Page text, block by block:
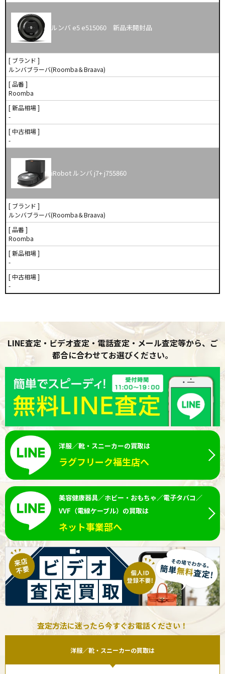
ルンバ e5 e515060 新品未開封品
[ ブランド ]
ルンバブラーバ(Roomba＆Braava)
[ 品番 ]
Roomba
[ 新品相場 ]
-
[ 中古相場 ]
-
iRobot ルンバ j7+ j755860
[ ブランド ]
ルンバブラーバ(Roomba＆Braava)
[ 品番 ]
Roomba
[ 新品相場 ]
-
[ 中古相場 ]
-
LINE査定・ビデオ査定・電話査定・メール査定等から、ご
都合に合わせてお選びください。
洋服／靴・スニーカーの買取は
ラグフリーク福生店へ
美容健康器具／ホビー・おもちゃ／電子タバコ／
VVF（電線ケーブル）の買取は
ネット事業部へ
査定方法に迷ったら今すぐお電話ください！
洋服／靴・スニーカーの買取は